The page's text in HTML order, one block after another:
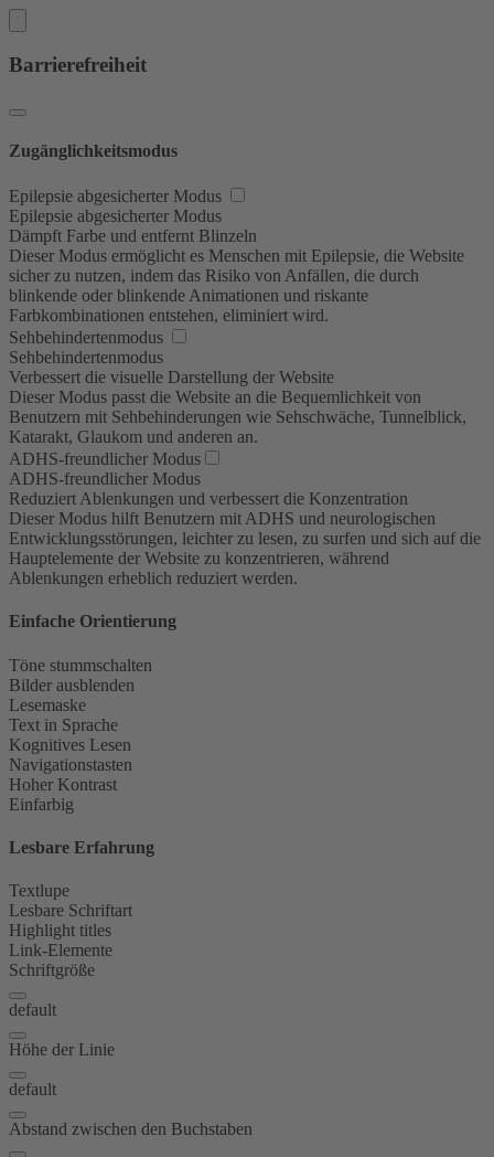
Barrierefreiheit
Zugänglichkeitsmodus
Epilepsie abgesicherter Modus
Epilepsie abgesicherter Modus
Dämpft Farbe und entfernt Blinzeln
Dieser Modus ermöglicht es Menschen mit Epilepsie, die Website
sicher zu nutzen, indem das Risiko von Anfällen, die durch
blinkende oder blinkende Animationen und riskante
Farbkombinationen entstehen, eliminiert wird.
Sehbehindertenmodus
Sehbehindertenmodus
Verbessert die visuelle Darstellung der Website
Dieser Modus passt die Website an die Bequemlichkeit von
Benutzern mit Sehbehinderungen wie Sehschwäche, Tunnelblick,
Katarakt, Glaukom und anderen an.
ADHS-freundlicher Modus
ADHS-freundlicher Modus
Reduziert Ablenkungen und verbessert die Konzentration
Dieser Modus hilft Benutzern mit ADHS und neurologischen
Entwicklungsstörungen, leichter zu lesen, zu surfen und sich auf die
Hauptelemente der Website zu konzentrieren, während
Ablenkungen erheblich reduziert werden.
Einfache Orientierung
Töne stummschalten
Bilder ausblenden
Lesemaske
Text in Sprache
Kognitives Lesen
Navigationstasten
Hoher Kontrast
Einfarbig
Lesbare Erfahrung
Textlupe
Lesbare Schriftart
Highlight titles
Link-Elemente
Schriftgröße
default
Höhe der Linie
default
Abstand zwischen den Buchstaben